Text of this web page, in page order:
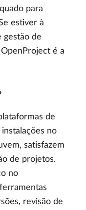
para
estiver à
gestão de
é a
de
no
satisfazem
de projetos.
no
revisão de